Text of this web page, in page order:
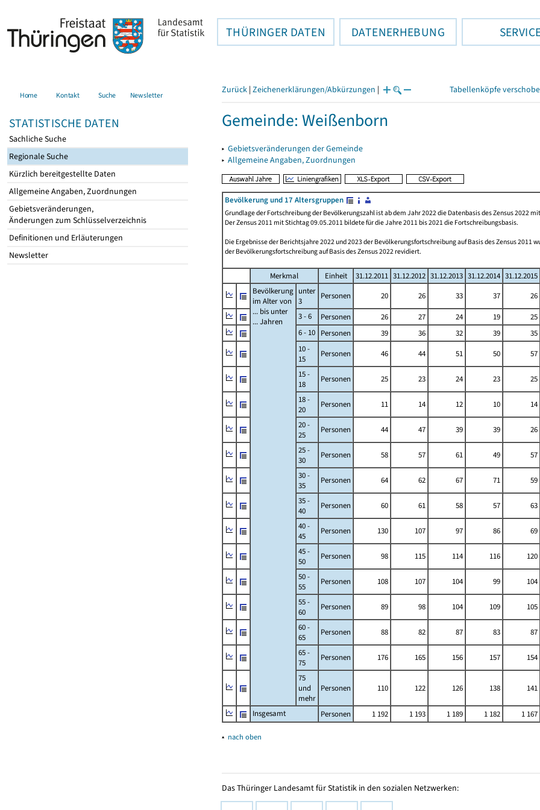
THÜRINGER DATEN DATENERHEBUNG
Home Kontakt Suche Newsletter
STATISTISCHE DATEN
Sachliche Suche
Regionale Suche
Kürzlich bereitgestellte Daten
Allgemeine Angaben, Zuordnungen
Gebietsveränderungen,
Änderungen zum Schlüsselverzeichnis
Definitionen und Erläuterungen
Newsletter
Zurück | Zeichenerklärungen/Abkürzungen | Tabellenköpfe
Gemeinde: Weißenborn
▸ Gebietsveränderungen der Gemeinde
▸ Allgemeine Angaben, Zuordnungen
Bevölkerung und 17 Altersgruppen
Grundlage der Fortschreibung der Bevölkerungszahl ist ab dem Jahr 2022 die Datenbasis des Zensus 2022
Der Zensus 2011 mit Stichtag 09.05.2011 bildete für die Jahre 2011 bis 2021 die Fortschreibungsbasis.
Die Ergebnisse der Berichtsjahre 2022 und 2023 der Bevölkerungsfortschreibung auf Basis des Zensus 2011
der Bevölkerungsfortschreibung auf Basis des Zensus 2022 revidiert.
Merkmal Einheit 31.12.2011 31.12.2012 31.12.2013 31.12.2014 31.12.2015
Bevölkerung
im Alter von
... bis unter
... Jahren
unter
3
Personen 20 26 33 37 26
3 - 6
Personen 26 27 24 19 25
6 - 10 Personen 39 36 32 39 35
10 -
15
Personen 46 44 51 50 57
15 -
18
Personen 25 23 24 23 25
18 -
20
Personen 11 14 12 10 14
20 -
25
Personen 44 47 39 39 26
25 -
30
Personen 58 57 61 49 57
30 -
35
Personen 64 62 67 71 59
35 -
40
Personen 60 61 58 57 63
40 -
45
Personen 130 107 97 86 69
45 -
50
Personen 98 115 114 116 120
50 -
55
Personen 108 107 104 99 104
55 -
60
Personen 89 98 104 109 105
60 -
65
Personen 88 82 87 83 87
65 -
75
Personen 176 165 156 157 154
75
und
mehr
Personen 110 122 126 138 141
Insgesamt Personen 1 192 1 193 1 189 1 182 1 167
▴ nach oben
Das Thüringer Landesamt für Statistik in den sozialen Netzwerken: